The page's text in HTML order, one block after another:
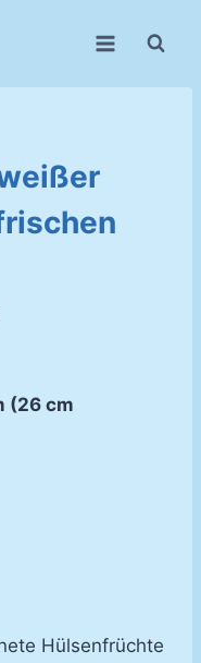
(26 cm
Hülsenfrüchte